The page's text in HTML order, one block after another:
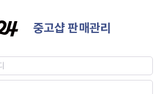
중고샵 판매관리